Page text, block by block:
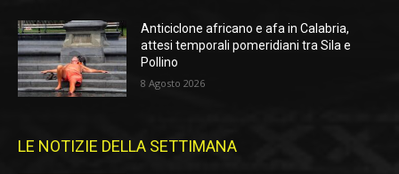
Anticiclone africano e afa in Calabria,
attesi temporali pomeridiani tra Sila e
Pollino
8 Agosto 2026
LE NOTIZIE DELLA SETTIMANA